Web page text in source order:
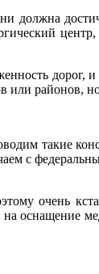
должна
дорог,
или районов,
такие
с
очень
на оснащение